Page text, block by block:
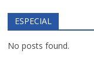
ESPECIAL
No posts found.